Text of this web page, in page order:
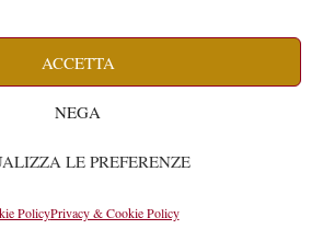
ACCETTA
NEGA
LE PREFERENZE
PolicyPrivacy & Cookie Policy
Isabella CavallaribyWIDE